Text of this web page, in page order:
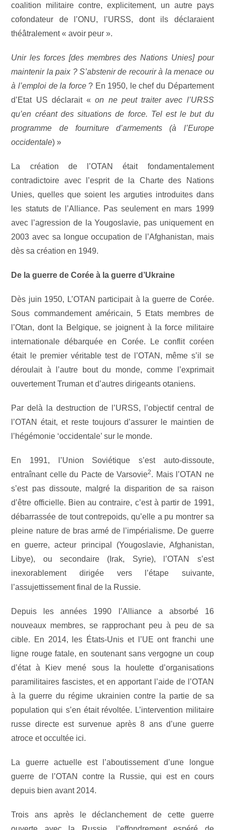
coalition militaire contre, explicitement, un autre pays
cofondateur de l’ONU, l’URSS, dont ils déclaraient
théâtralement « avoir peur ».
Unir les forces [des membres des Nations Unies] pour
maintenir la paix ? S’abstenir de recourir à la menace ou
à l’emploi de la force? En 1950, le chef du Département
d’Etat US déclarait «on ne peut traiter avec l’URSS
qu’en créant des situations de force. Tel est le but du
programme de fourniture d’armements (à l’Europe
occidentale) »
La création de l’OTAN était fondamentalement
contradictoire avec l’esprit de la Charte des Nations
Unies, quelles que soient les arguties introduites dans
les statuts de l’Alliance. Pas seulement en mars 1999
avec l’agression de la Yougoslavie, pas uniquement en
2003 avec sa longue occupation de l’Afghanistan, mais
dès sa création en 1949.
De la guerre de Corée à la guerre d’Ukraine
Dès juin 1950, L’OTAN participait à la guerre de Corée.
Sous commandement américain, 5 Etats membres de
l’Otan, dont la Belgique, se joignent à la force militaire
internationale débarquée en Corée. Le conflit coréen
était le premier véritable test de l’OTAN, même s’il se
déroulait à l’autre bout du monde, comme l’exprimait
ouvertement Truman et d’autres dirigeants otaniens.
Par delà la destruction de l’URSS, l’objectif central de
l’OTAN était, et reste toujours d’assurer le maintien de
l’hégémonie ‘occidentale’ sur le monde.
En 1991, l’Union Soviétique s’est auto-dissoute,
entraînant celle du Pacte de Varsovie2. Mais l’OTAN ne
s’est pas dissoute, malgré la disparition de sa raison
d’être officielle. Bien au contraire, c’est à partir de 1991,
débarrassée de tout contrepoids, qu’elle a pu montrer sa
pleine nature de bras armé de l’impérialisme. De guerre
en guerre, acteur principal (Yougoslavie, Afghanistan,
Libye), ou secondaire (Irak, Syrie), l’OTAN s’est
inexorablement dirigée vers l’étape suivante,
l’assujettissement final de la Russie.
Depuis les années 1990 l’Alliance a absorbé 16
nouveaux membres, se rapprochant peu à peu de sa
cible. En 2014, les États-Unis et l’UE ont franchi une
ligne rouge fatale, en soutenant sans vergogne un coup
d’état à Kiev mené sous la houlette d’organisations
paramilitaires fascistes, et en apportant l’aide de l’OTAN
à la guerre du régime ukrainien contre la partie de sa
population qui s’en était révoltée. L’intervention militaire
russe directe est survenue après 8 ans d’une guerre
atroce et occultée ici.
La guerre actuelle est l’aboutissement d’une longue
guerre de l’OTAN contre la Russie, qui est en cours
depuis bien avant 2014.
Trois ans après le déclanchement de cette guerre